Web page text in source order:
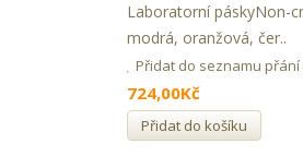
Laboratorní páskyNon-
modrá, oranžová, čer..
Přidat do seznamu přání
724,00Kč
Přidat do košíku